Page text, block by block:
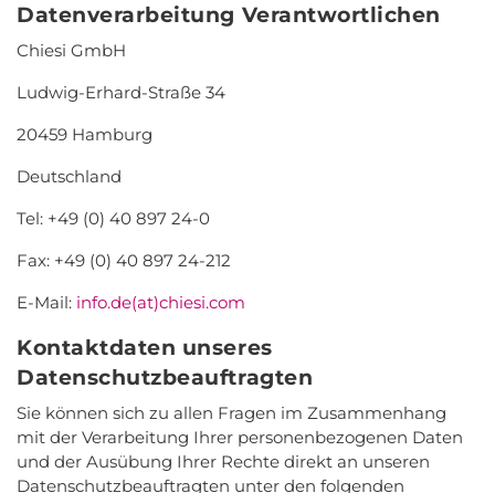
Datenverarbeitung Verantwortlichen
Chiesi GmbH
Ludwig-Erhard-Straße 34
20459 Hamburg
Deutschland
Tel: +49 (0) 40 897 24-0
Fax: +49 (0) 40 897 24-212
E-Mail: info.de(at)chiesi.com
Kontaktdaten unseres
Datenschutzbeauftragten
Sie können sich zu allen Fragen im Zusammenhang
mit der Verarbeitung Ihrer personenbezogenen Daten
und der Ausübung Ihrer Rechte direkt an unseren
Datenschutzbeauftragten unter den folgenden